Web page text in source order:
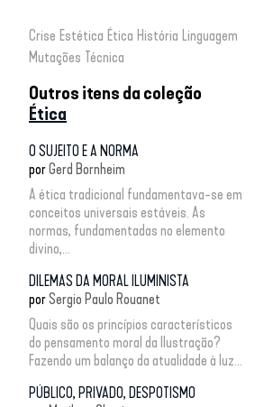
Crise Estética Ética História Linguagem
Mutações Técnica
Outros itens da coleção
Ética
O SUJEITO E A NORMA
porGerd Bornheim
A ética tradicional fundamentava-se em
conceitos universais estáveis. As
normas, fundamentadas no elemento
divino,...
DILEMAS DA MORAL ILUMINISTA
porSergio Paulo Rouanet
Quais são os princípios característicos
do pensamento moral da Ilustração?
Fazendo um balanço da atualidade à luz...
PÚBLICO, PRIVADO, DESPOTISMO